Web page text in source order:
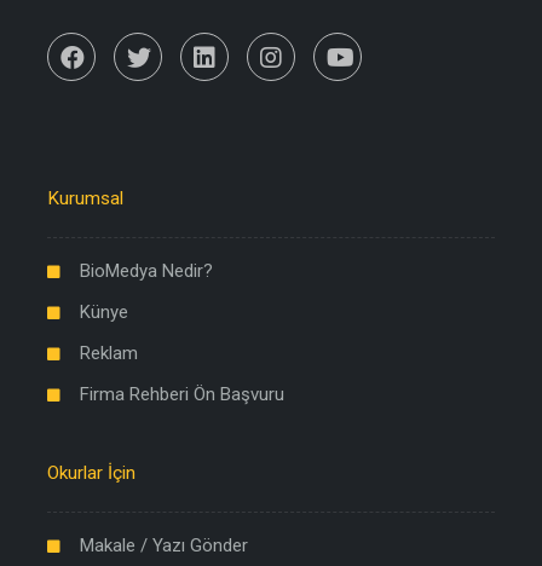
Kurumsal
BioMedya Nedir?
Künye
Reklam
Firma Rehberi Ön Başvuru
Okurlar İçin
Makale / Yazı Gönder